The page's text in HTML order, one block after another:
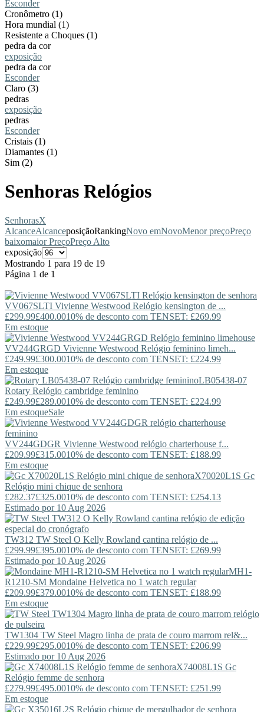
Esconder
Cronômetro (1)
Hora mundial (1)
Resistente a Choques (1)
pedra da cor
exposição
pedra da cor
Esconder
Claro (3)
pedras
exposição
pedras
Esconder
Cristais (1)
Diamantes (1)
Sim (2)
Senhoras Relógios
SenhorasX
AlcanceAlcanceposiçãoRankingNovo emNovoMenor preçoPreço
baixomaior PreçoPreço Alto
exposição
Mostrando 1 para 19 de 19
Página 1 de 1
VV067SLTI Vivienne Westwood Relógio kensington de ...
£299.99£400.0010% de desconto com TENSET: £269.99
Em estoque
VV244GRGD Vivienne Westwood Relógio feminino limeh...
£249.99£300.0010% de desconto com TENSET: £224.99
Em estoque
LB05438-07
Rotary Relógio cambridge feminino
£249.99£289.0010% de desconto com TENSET: £224.99
Em estoqueSale
VV244GDGR Vivienne Westwood relógio charterhouse f...
£209.99£315.0010% de desconto com TENSET: £188.99
Em estoque
X70020L1S Gc
Relógio mini chique de senhora
£282.37£325.0010% de desconto com TENSET: £254.13
Estimado por 10 Aug 2026
TW312 TW Steel O Kelly Rowland cantina relógio de ...
£299.99£395.0010% de desconto com TENSET: £269.99
Estimado por 10 Aug 2026
MH1-
R1210-SM Mondaine Helvetica no 1 watch regular
£209.99£379.0010% de desconto com TENSET: £188.99
Em estoque
TW1304 TW Steel Magro linha de prata de couro marrom rel&...
£229.99£295.0010% de desconto com TENSET: £206.99
Estimado por 10 Aug 2026
X74008L1S Gc
Relógio femme de senhora
£279.99£495.0010% de desconto com TENSET: £251.99
Em estoque